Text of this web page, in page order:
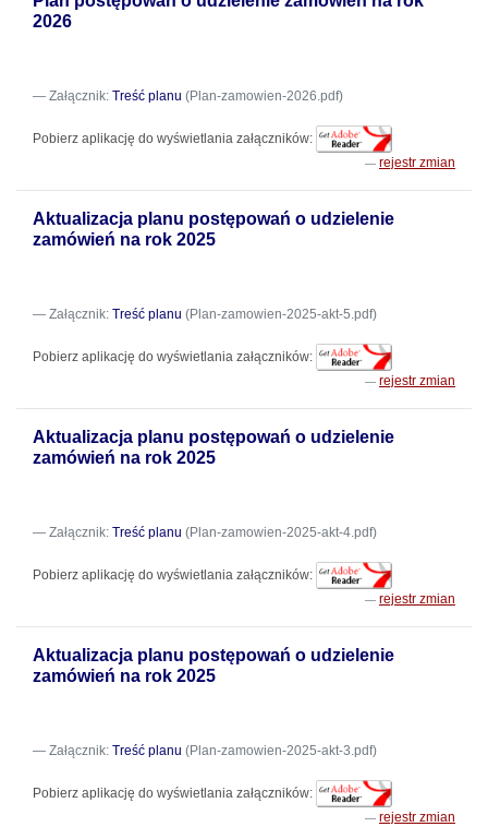
2026
Załącznik: Treść planu (Plan-zamowien-2026.pdf)
Pobierz aplikację do wyświetlania załączników:
rejestr zmian
Aktualizacja planu postępowań o udzielenie
zamówień na rok 2025
Załącznik: Treść planu (Plan-zamowien-2025-akt-5.pdf)
Pobierz aplikację do wyświetlania załączników:
rejestr zmian
Aktualizacja planu postępowań o udzielenie
zamówień na rok 2025
Załącznik: Treść planu (Plan-zamowien-2025-akt-4.pdf)
Pobierz aplikację do wyświetlania załączników:
rejestr zmian
Aktualizacja planu postępowań o udzielenie
zamówień na rok 2025
Załącznik: Treść planu (Plan-zamowien-2025-akt-3.pdf)
Pobierz aplikację do wyświetlania załączników:
rejestr zmian